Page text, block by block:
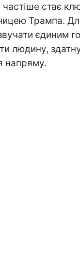
частіше стає
Трампа.
єдиним
людину,
напряму.